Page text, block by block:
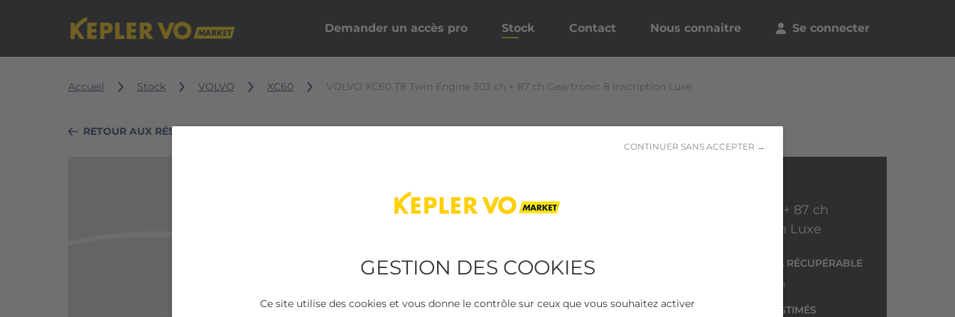
GESTION DES COOKIES
Ce site utilise des cookies et vous donne le contrôle sur ceux que vous souhaitez activer
CONTINUER SANS ACCEPTER →
Demander un accès pro Stock Contact Nous connaitre Se connecter
Accueil Stock VOLVO XC60 VOLVO XC60 T8 Twin Engine 303 ch + 87 ch Geartronic 8 Inscription Luxe
RETOUR AUX RÉSULTATS DE RECHERCHE
T8 Twin Engine 303 ch + 87 ch
Geartronic 8 Inscription Luxe
TVA RÉCUPÉRABLE
Non
FRAIS DE REMISE EN ÉTAT ESTIMÉS